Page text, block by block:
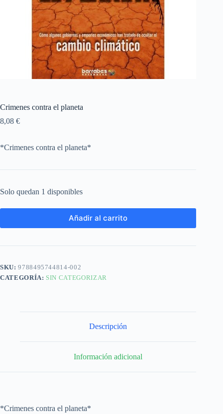
Crimenes contra el planeta
8,08 €
*Crimenes contra el planeta*
Solo quedan 1 disponibles
Añadir al carrito
SKU:9788495744814-002
CATEGORÍA: SIN CATEGORIZAR
Descripción
Información adicional
*Crimenes contra el planeta*